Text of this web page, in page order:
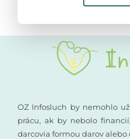
OZ Infosluch by nemohlo
prácu, ak by nebolo
darcovia formou darov alebo